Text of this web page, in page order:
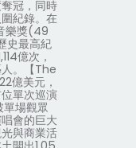
冠，同時
紀錄。在
樂獎(49
史最高紀
億次，
。【The
22億美元，
單次巡演
場觀眾
會的巨大
與商業活